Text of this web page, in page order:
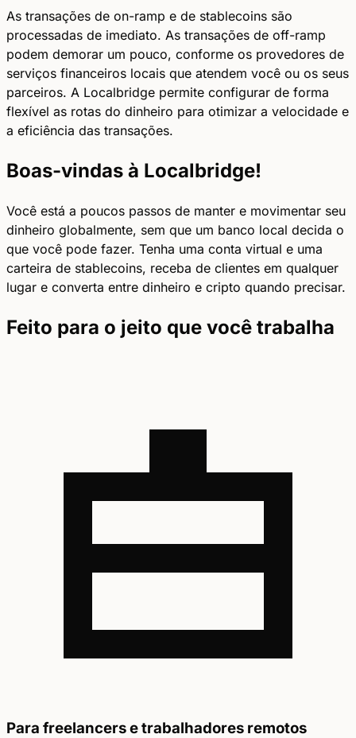
As transações de on-ramp e de stablecoins são
processadas de imediato. As transações de off-ramp
podem demorar um pouco, conforme os provedores de
serviços financeiros locais que atendem você ou os seus
parceiros. A Localbridge permite configurar de forma
flexível as rotas do dinheiro para otimizar a velocidade e
a eficiência das transações.
Boas-vindas à Localbridge!
Você está a poucos passos de manter e movimentar seu
dinheiro globalmente, sem que um banco local decida o
que você pode fazer. Tenha uma conta virtual e uma
carteira de stablecoins, receba de clientes em qualquer
lugar e converta entre dinheiro e cripto quando precisar.
Feito para o jeito que você trabalha
Para freelancers e trabalhadores remotos